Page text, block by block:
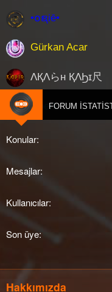
•໐ຊiē•
Gürkan Acar
ΛҚΛらн ҚΛϦɪ尺
djberkFORUM
Konular
Mesajlar
Kullanıcılar
Son üye
Hakkımızda